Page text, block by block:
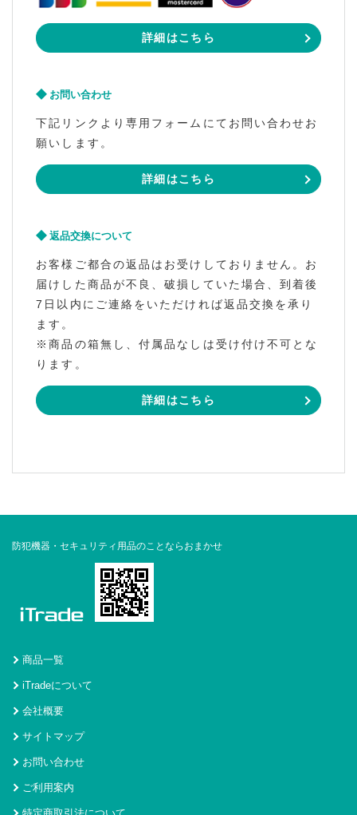
詳細はこちら
お問い合わせ
下記リンクより専用フォームにてお問い合わせお
願いします。
詳細はこちら
返品交換について
お客様ご都合の返品はお受けしておりません。お
届けした商品が不良、破損していた場合、到着後
7日以内にご連絡をいただければ返品交換を承り
ます。
※商品の箱無し、付属品なしは受け付け不可とな
ります。
詳細はこちら
防犯機器・セキュリティ用品のことならおまかせ
商品一覧
iTradeについて
会社概要
サイトマップ
お問い合わせ
ご利用案内